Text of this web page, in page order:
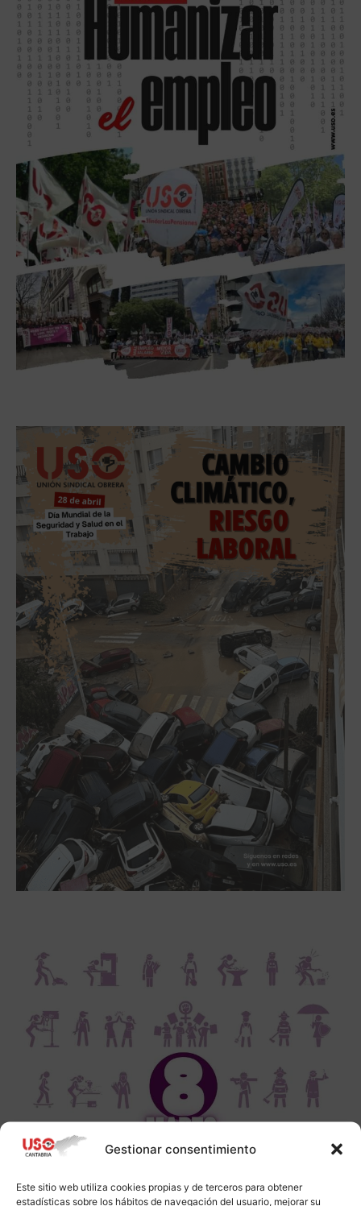
Gestionar consentimiento
Este sitio web utiliza cookies propias y de terceros para obtener
estadísticas sobre los hábitos de navegación del usuario, mejorar su